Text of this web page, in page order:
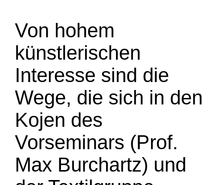
Von hohem
künstlerischen
Interesse sind die
Wege, die sich in den
Kojen des
Vorseminars (Prof.
Max Burchartz) und